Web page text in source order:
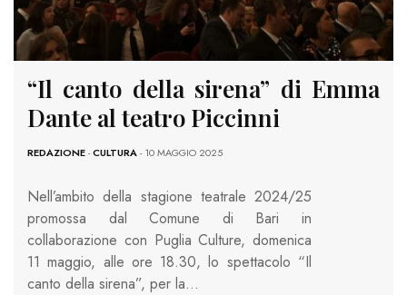
“Il canto della sirena” di Emma
Dante al teatro Piccinni
REDAZIONE-CULTURA- 10 MAGGIO 2025
Nell’ambito della stagione teatrale 2024/25
promossa dal Comune di Bari in
collaborazione con Puglia Culture, domenica
11 maggio, alle ore 18.30, lo spettacolo “Il
canto della sirena”, per la…